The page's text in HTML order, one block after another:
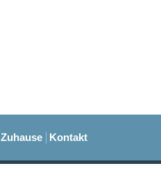
Zuhause Kontakt